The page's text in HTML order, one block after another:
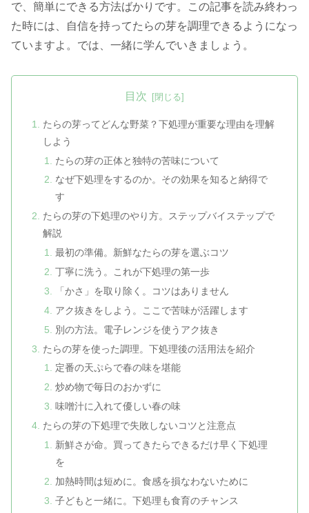
で、簡単にできる方法ばかりです。この記事を読み終わっ
た時には、自信を持ってたらの芽を調理できるようになっ
ていますよ。では、一緒に学んでいきましょう。
目次
たらの芽ってどんな野菜？下処理が重要な理由を理解
しよう
たらの芽の正体と独特の苦味について
なぜ下処理をするのか。その効果を知ると納得で
す
たらの芽の下処理のやり方。ステップバイステップで
解説
最初の準備。新鮮なたらの芽を選ぶコツ
丁寧に洗う。これが下処理の第一歩
「かさ」を取り除く。コツはありません
アク抜きをしよう。ここで苦味が活躍します
別の方法。電子レンジを使うアク抜き
たらの芽を使った調理。下処理後の活用法を紹介
定番の天ぷらで春の味を堪能
炒め物で毎日のおかずに
味噌汁に入れて優しい春の味
たらの芽の下処理で失敗しないコツと注意点
新鮮さが命。買ってきたらできるだけ早く下処理
を
加熱時間は短めに。食感を損なわないために
子どもと一緒に。下処理も食育のチャンス